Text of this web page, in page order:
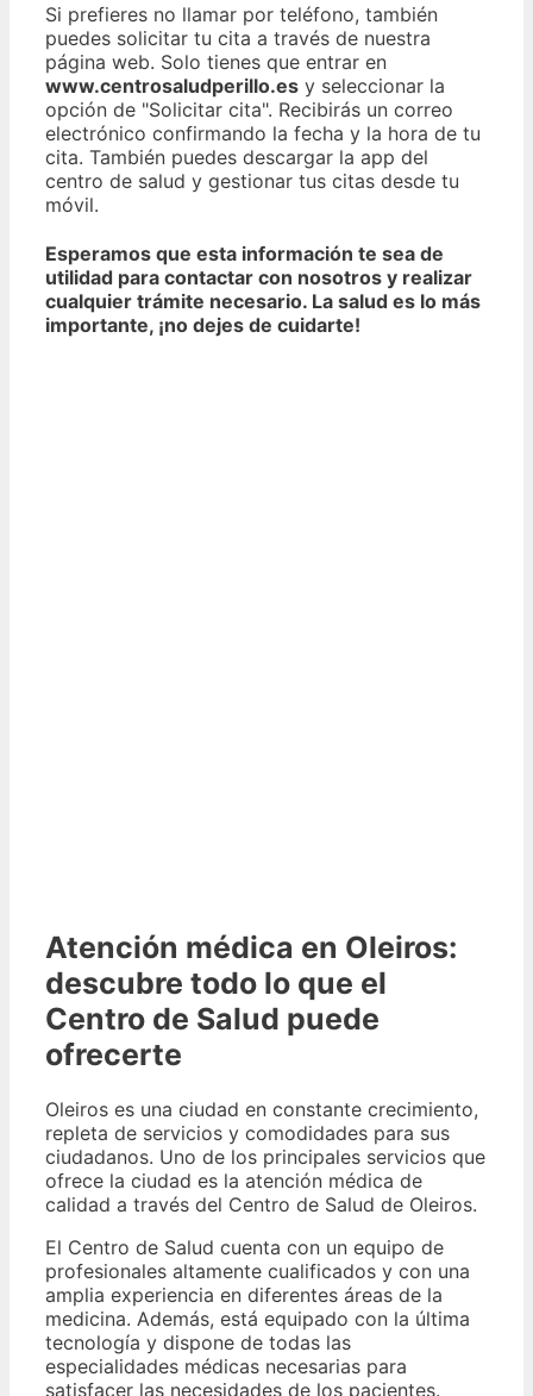
Si prefieres no llamar por teléfono, también
puedes solicitar tu cita a través de nuestra
página web. Solo tienes que entrar en
www.centrosaludperillo.es y seleccionar la
opción de "Solicitar cita". Recibirás un correo
electrónico confirmando la fecha y la hora de tu
cita. También puedes descargar la app del
centro de salud y gestionar tus citas desde tu
móvil.
Esperamos que esta información te sea de
utilidad para contactar con nosotros y realizar
cualquier trámite necesario. La salud es lo más
importante, ¡no dejes de cuidarte!
Atención médica en Oleiros:
descubre todo lo que el
Centro de Salud puede
ofrecerte
Oleiros es una ciudad en constante crecimiento,
repleta de servicios y comodidades para sus
ciudadanos. Uno de los principales servicios que
ofrece la ciudad es la atención médica de
calidad a través del Centro de Salud de Oleiros.
El Centro de Salud cuenta con un equipo de
profesionales altamente cualificados y con una
amplia experiencia en diferentes áreas de la
medicina. Además, está equipado con la última
tecnología y dispone de todas las
especialidades médicas necesarias para
satisfacer las necesidades de los pacientes.